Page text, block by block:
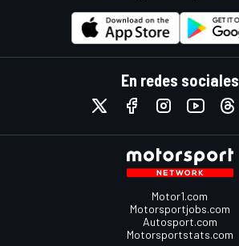
En redes sociales
Motor1.com
Motorsportjobs.com
Autosport.com
Motorsportstats.com